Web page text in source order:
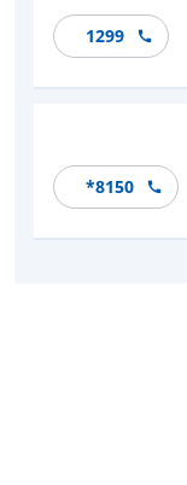
1299
*8150